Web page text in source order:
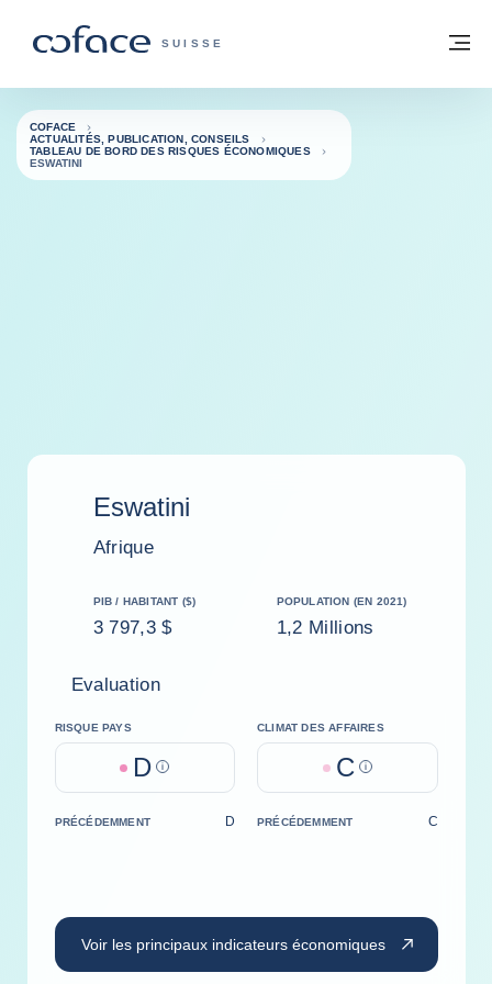
COFACE, FOR TRADE - PAGE
SUISSE
Retour à la page d'accueil
COFACE
ACTUALITÉS, PUBLICATION, CONSEILS
TABLEAU DE BORD DES RISQUES ÉCONOMIQUES
ESWATINI
Eswatini
Afrique
PIB / HABITANT ($)
3 797,3 $
POPULATION (EN 2021)
1,2 Millions
Evaluation
RISQUE PAYS
D Help
CLIMAT DES AFFAIRES
C Help
PRÉCÉDEMMENT D PRÉCÉDEMMENT C
Voir les principaux indicateurs économiques